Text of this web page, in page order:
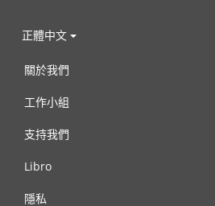
正體中文
關於我們
工作小組
支持我們
Libro
隱私